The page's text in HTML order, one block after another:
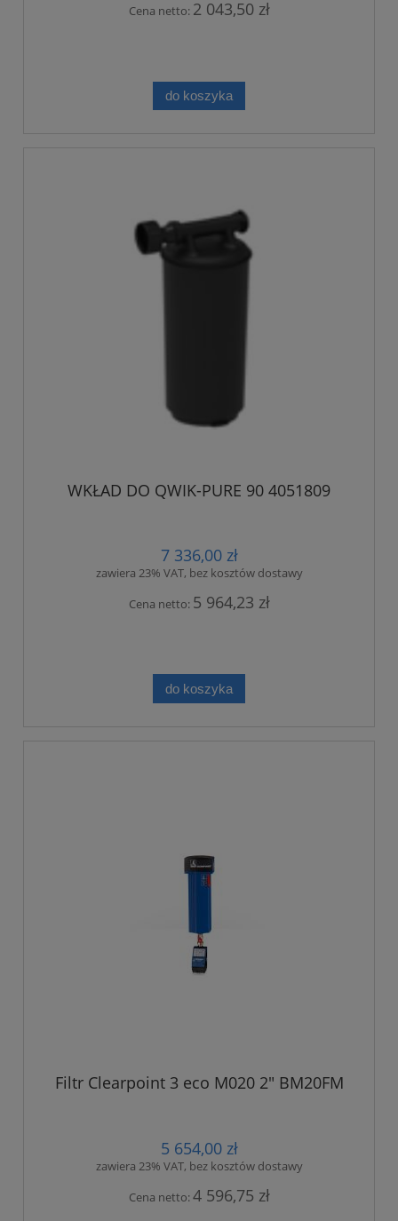
Cena netto: 2 043,50 zł
do koszyka
WKŁAD DO QWIK-PURE 90 4051809
7 336,00 zł
zawiera 23% VAT, bez kosztów dostawy
Cena netto: 5 964,23 zł
do koszyka
Filtr Clearpoint 3 eco M020 2" BM20FM
5 654,00 zł
zawiera 23% VAT, bez kosztów dostawy
Cena netto:4 596,75 zł